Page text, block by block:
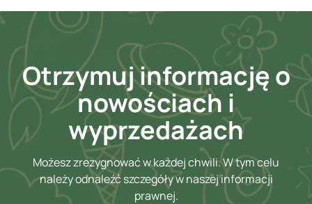
Otrzymuj informację o
nowościach i
wyprzedażach
Możesz zrezygnować w każdej chwili. W tym celu
należy odnaleźć szczegóły w naszej informacji
prawnej.